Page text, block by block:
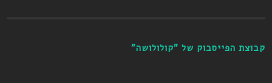
קבוצת הפייסבוק של "קולולושה"